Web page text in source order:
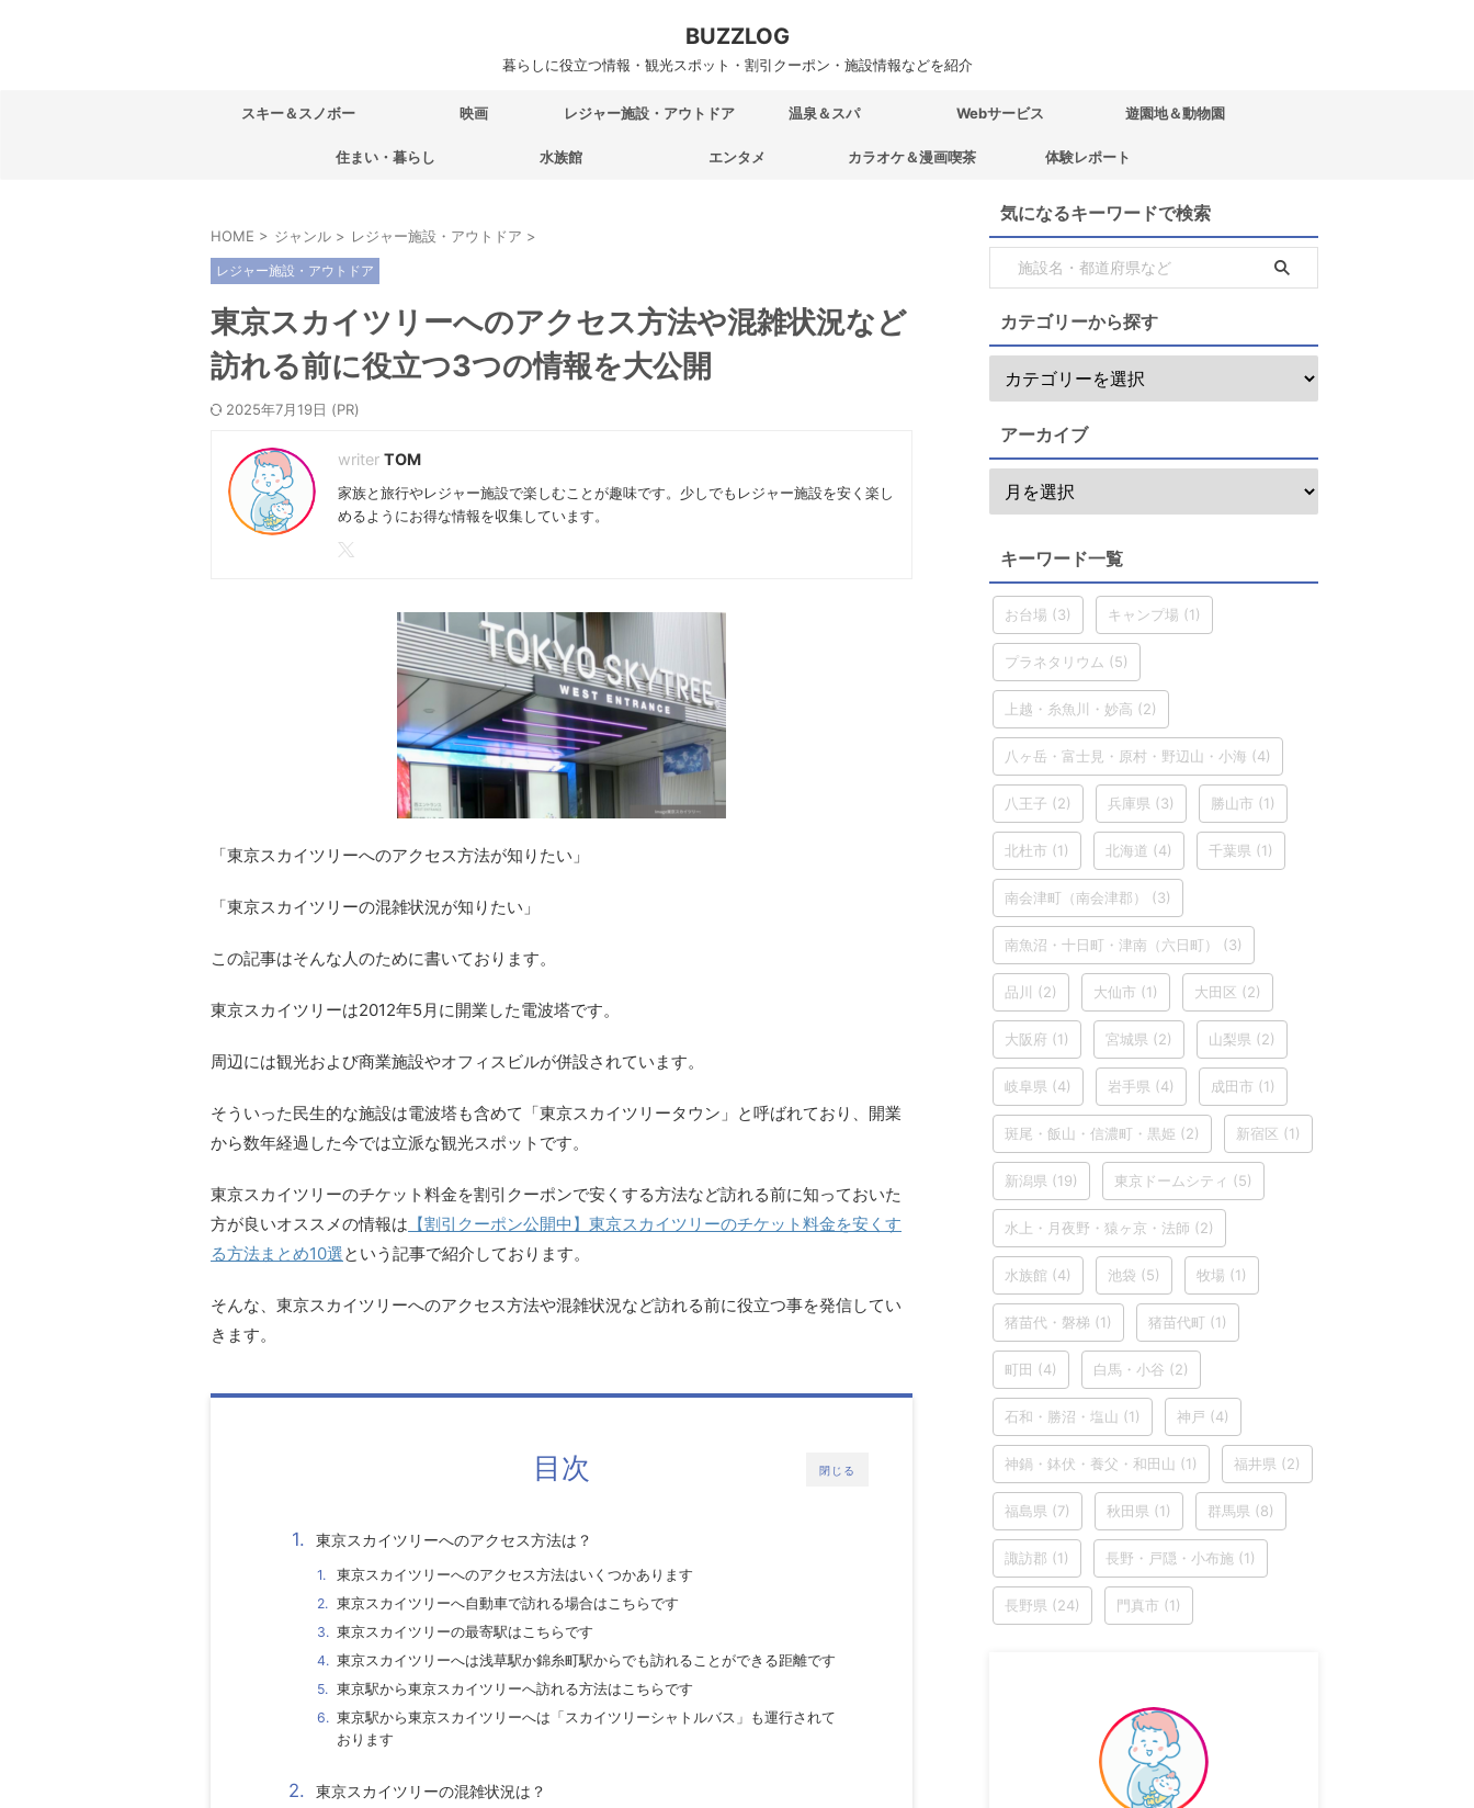
BUZZLOG
暮らしに役立つ情報・観光スポット・割引クーポン・施設情報などを紹介
スキー＆スノボー 映画 レジャー施設・アウトドア 温泉＆スパ Webサービス 遊園地＆動物園
住まい・暮らし 水族館 エンタメ カラオケ＆漫画喫茶 体験レポート
HOME > ジャンル > レジャー施設・アウトドア >
レジャー施設・アウトドア
東京スカイツリーへのアクセス方法や混雑状況など
訪れる前に役立つ3つの情報を大公開
2025年7月19日
TOM
家族と旅行やレジャー施設で楽しむことが趣味です。少しでもレジャー施設を安く楽し
めるようにお得な情報を収集しています。
「東京スカイツリーへのアクセス方法が知りたい」
「東京スカイツリーの混雑状況が知りたい」
この記事はそんな人のために書いております。
東京スカイツリーは2012年5月に開業した電波塔です。
周辺には観光および商業施設やオフィスビルが併設されています。
そういった民生的な施設は電波塔も含めて「東京スカイツリータウン」と呼ばれており、開業
から数年経過した今では立派な観光スポットです。
東京スカイツリーのチケット料金を割引クーポンで安くする方法など訪れる前に知っておいた
方が良いオススメの情報は 【割引クーポン公開中】東京スカイツリーのチケット料金を安くす
る方法まとめ10選という記事で紹介しております。
そんな、 東京スカイツリーへのアクセス方法や混雑状況など訪れる前に役立つ事を発信してい
きます。
閉じる
目次
東京スカイツリーへのアクセス方法は？
東京スカイツリーへのアクセス方法はいくつかあります
東京スカイツリーへ自動車で訪れる場合はこちらです
東京スカイツリーの最寄駅はこちらです
東京スカイツリーへは浅草駅か錦糸町駅からでも訪れることができる距離です
東京駅から東京スカイツリーへ訪れる方法はこちらです
東京駅から東京スカイツリーへは「スカイツリーシャトルバス」も運行されて
おります
東京スカイツリーの混雑状況は？
気になるキーワードで検索
カテゴリーから探す
アーカイブ
キーワード一覧
お台場 (3) キャンプ場 (1)
プラネタリウム (5)
上越・糸魚川・妙高 (2)
八ヶ岳・富士見・原村・野辺山・小海 (4)
八王子 (2) 兵庫県 (3) 勝山市 (1)
北杜市 (1) 北海道 (4) 千葉県 (1)
南会津町（南会津郡） (3)
南魚沼・十日町・津南（六日町） (3)
品川 (2) 大仙市 (1) 大田区 (2)
大阪府 (1) 宮城県 (2) 山梨県 (2)
岐阜県 (4) 岩手県 (4) 成田市 (1)
斑尾・飯山・信濃町・黒姫 (2) 新宿区 (1)
新潟県 (19) 東京ドームシティ (5)
水上・月夜野・猿ヶ京・法師 (2)
水族館 (4) 池袋 (5) 牧場 (1)
猪苗代・磐梯 (1) 猪苗代町 (1)
町田 (4) 白馬・小谷 (2)
石和・勝沼・塩山 (1) 神戸 (4)
神鍋・鉢伏・養父・和田山 (1) 福井県 (2)
福島県 (7) 秋田県 (1) 群馬県 (8)
諏訪郡 (1) 長野・戸隠・小布施 (1)
長野県 (24) 門真市 (1)